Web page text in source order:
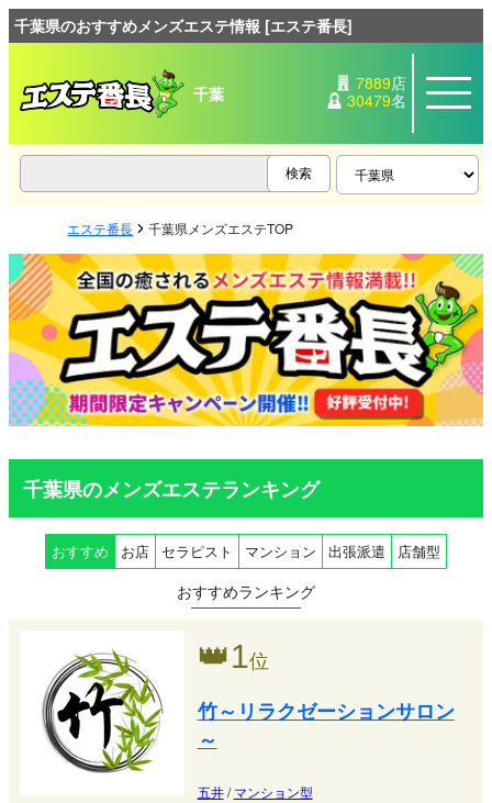
千葉県のおすすめメンズエステ情報 [エステ番長]
千葉 7889店
30479名
エステ番長 千葉県メンズエステTOP
千葉県のメンズエステランキング
おすすめ お店 セラピスト マンション 出張派遣 店舗型
おすすめランキング
👑1位
竹～リラクゼーションサロン
～
五井/マンション型